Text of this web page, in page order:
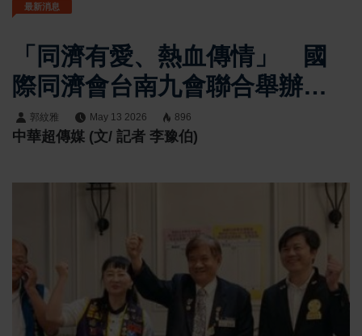
最新消息
「同濟有愛、熱血傳情」 國
際同濟會台南九會聯合舉辦大
型捐血活動
郭紋雅 May 13 2026 896
中華超傳媒 (文/ 記者 李豫伯)